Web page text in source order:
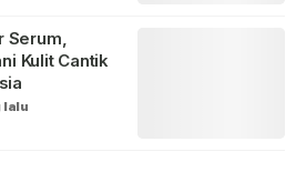
Serum,
Kulit Cantik
lalu